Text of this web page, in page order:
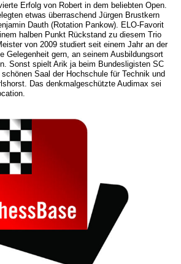
Erfolg von Robert in dem beliebten Open.
etwas überraschend Jürgen Brustkern
Dauth (Rotation Pankow). ELO-Favorit
halben Punkt Rückstand zu diesem Trio
von 2009 studiert seit einem Jahr an der
Gelegenheit gern, an seinem Ausbildungsort
Sonst spielt Arik ja beim Bundesligisten SC
Saal der Hochschule für Technik und
Das denkmalgeschützte Audimax sei